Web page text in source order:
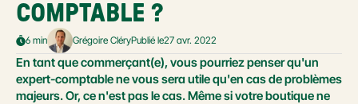
COMPTABLE ?
6 min Grégoire CléryPublié le27 avr. 2022
En tant que commerçant(e), vous pourriez penser qu'un
expert-comptable ne vous sera utile qu'en cas de problèmes
majeurs. Or, ce n'est pas le cas. Même si votre boutique ne